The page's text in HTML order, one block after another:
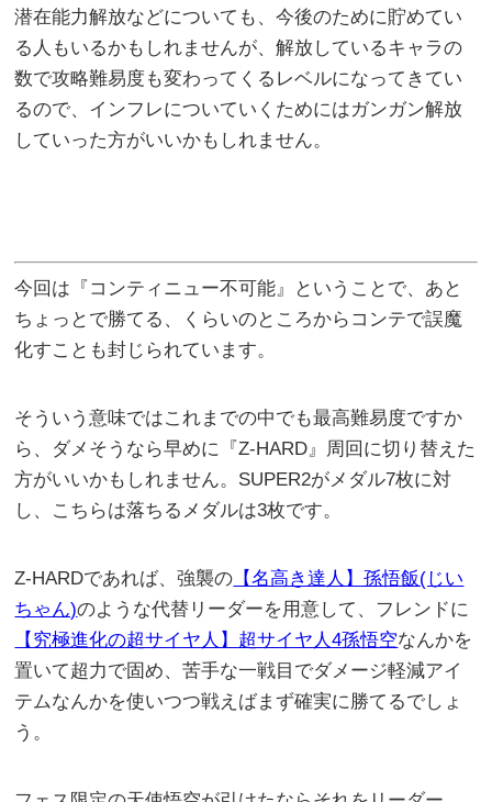
潜在能力解放などについても、今後のために貯めてい
る人もいるかもしれませんが、解放しているキャラの
数で攻略難易度も変わってくるレベルになってきてい
るので、インフレについていくためにはガンガン解放
していった方がいいかもしれません。
今回は『コンティニュー不可能』ということで、あと
ちょっとで勝てる、くらいのところからコンテで誤魔
化すことも封じられています。
そういう意味ではこれまでの中でも最高難易度ですか
ら、ダメそうなら早めに『Z-HARD』周回に切り替えた
方がいいかもしれません。SUPER2がメダル7枚に対
し、こちらは落ちるメダルは3枚です。
Z-HARDであれば、強襲の 【名高き達人】孫悟飯(じい
ちゃん)のような代替リーダーを用意して、フレンドに
【究極進化の超サイヤ人】超サイヤ人4孫悟空なんかを
置いて超力で固め、苦手な一戦目でダメージ軽減アイ
テムなんかを使いつつ戦えばまず確実に勝てるでしょ
う。